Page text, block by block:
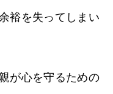
裕を失ってしまい
が心を守るための